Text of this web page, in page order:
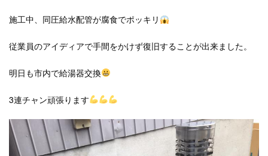
施工中、同圧給水配管が腐食でポッキリ
従業員のアイディアで手間をかけず復旧することが出来ました。
明日も市内で給湯器交換
3連チャン頑張ります